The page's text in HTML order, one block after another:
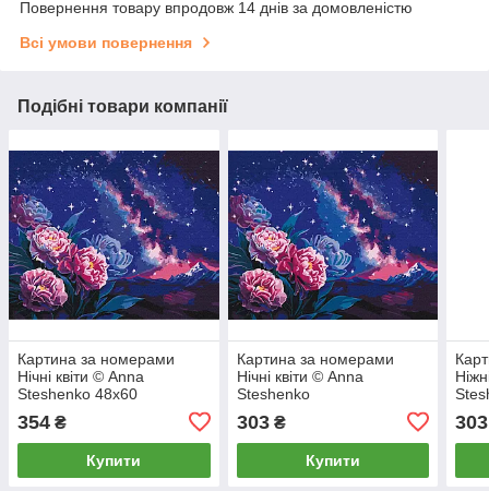
Повернення товару впродовж 14 днів за домовленістю
Всі умови повернення
Подібні товари компанії
Картина за номерами
Нічні квіти © Anna
Steshenko 48х60
354 ₴
Купити
Картина за номерами
Нічні квіти © Anna
Steshenko
303₴
Купити
303